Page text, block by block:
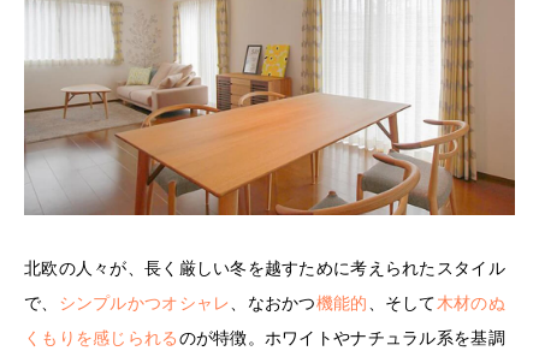
北欧の人々が、長く厳しい冬を越すために考えられたスタイル
で、 シンプルかつオシャレ、なおかつ機能的、そして木材のぬ
くもりを感じられるのが特徴。ホワイトやナチュラル系を基調